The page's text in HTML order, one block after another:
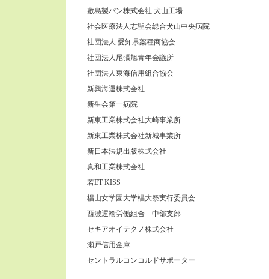
敷島製パン株式会社 犬山工場
社会医療法人志聖会総合犬山中央病院
社団法人 愛知県薬種商協会
社団法人尾張旭青年会議所
社団法人東海信用組合協会
新興海運株式会社
新生会第一病院
新東工業株式会社大崎事業所
新東工業株式会社新城事業所
新日本法規出版株式会社
真和工業株式会社
若ET KISS
椙山女学園大学椙大祭実行委員会
西濃運輸労働組合 中部支部
セキアオイテクノ株式会社
瀬戸信用金庫
セントラルコンコルドサポーター